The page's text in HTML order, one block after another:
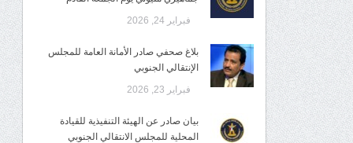
فبراير 24, 2026
بلاغ صحفي صادر الأمانة العامة للمجلس
الإنتقالي الجنوبي
فبراير 23, 2026
بيان صادر عن الهيئة التنفيذية للقيادة
المحلية للمجلس الانتقالي الجنوبي